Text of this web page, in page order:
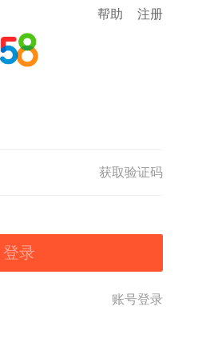
帮助 注册
获取验证码
登录
账号登录